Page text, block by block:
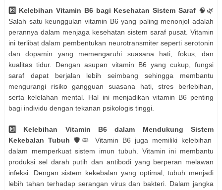
2️⃣ Kelebihan Vitamin B6 bagi Kesehatan Sistem Saraf 🧠🌿
Salah satu keunggulan vitamin B6 yang paling menonjol adalah
perannya dalam menjaga kesehatan sistem saraf pusat. Vitamin
ini terlibat dalam pembentukan neurotransmiter seperti serotonin
dan dopamin yang memengaruhi suasana hati, fokus, dan
kualitas tidur. Dengan asupan vitamin B6 yang cukup, fungsi
saraf dapat berjalan lebih seimbang sehingga membantu
mengurangi risiko gangguan suasana hati, stres berlebihan,
serta kelelahan mental. Hal ini menjadikan vitamin B6 penting
bagi individu dengan tekanan psikologis tinggi.
3️⃣ Kelebihan Vitamin B6 dalam Mendukung Sistem
Kekebalan Tubuh 🛡️🦠 Vitamin B6 juga memiliki kelebihan
dalam memperkuat sistem imun tubuh. Vitamin ini membantu
produksi sel darah putih dan antibodi yang berperan melawan
infeksi. Dengan sistem kekebalan yang optimal, tubuh menjadi
lebih tahan terhadap serangan virus dan bakteri. Dalam jangka